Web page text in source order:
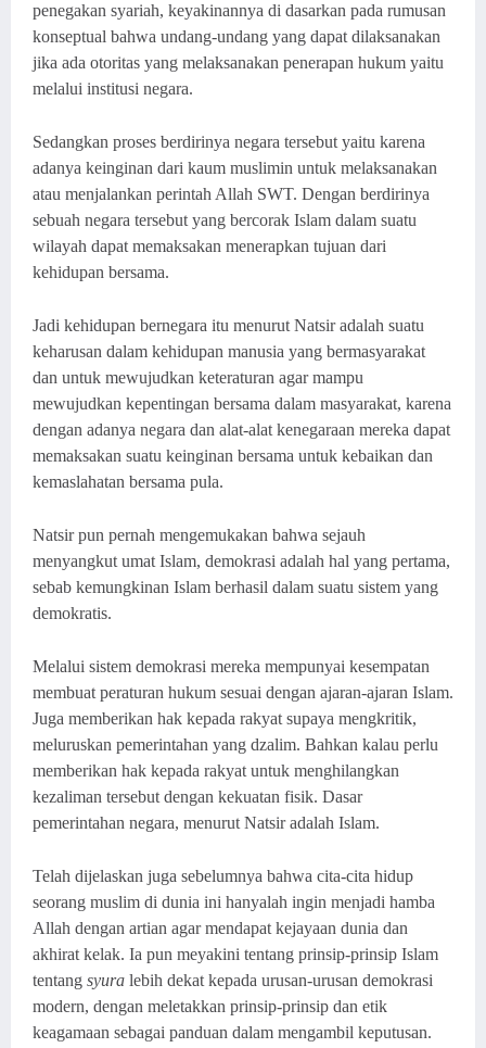
penegakan syariah, keyakinannya di dasarkan pada rumusan
konseptual bahwa undang-undang yang dapat dilaksanakan
jika ada otoritas yang melaksanakan penerapan hukum yaitu
melalui institusi negara.
Sedangkan proses berdirinya negara tersebut yaitu karena
adanya keinginan dari kaum muslimin untuk melaksanakan
atau menjalankan perintah Allah SWT. Dengan berdirinya
sebuah negara tersebut yang bercorak Islam dalam suatu
wilayah dapat memaksakan menerapkan tujuan dari
kehidupan bersama.
Jadi kehidupan bernegara itu menurut Natsir adalah suatu
keharusan dalam kehidupan manusia yang bermasyarakat
dan untuk mewujudkan keteraturan agar mampu
mewujudkan kepentingan bersama dalam masyarakat, karena
dengan adanya negara dan alat-alat kenegaraan mereka dapat
memaksakan suatu keinginan bersama untuk kebaikan dan
kemaslahatan bersama pula.
Natsir pun pernah mengemukakan bahwa sejauh
menyangkut umat Islam, demokrasi adalah hal yang pertama,
sebab kemungkinan Islam berhasil dalam suatu sistem yang
demokratis.
Melalui sistem demokrasi mereka mempunyai kesempatan
membuat peraturan hukum sesuai dengan ajaran-ajaran Islam.
Juga memberikan hak kepada rakyat supaya mengkritik,
meluruskan pemerintahan yang dzalim. Bahkan kalau perlu
memberikan hak kepada rakyat untuk menghilangkan
kezaliman tersebut dengan kekuatan fisik. Dasar
pemerintahan negara, menurut Natsir adalah Islam.
Telah dijelaskan juga sebelumnya bahwa cita-cita hidup
seorang muslim di dunia ini hanyalah ingin menjadi hamba
Allah dengan artian agar mendapat kejayaan dunia dan
akhirat kelak. Ia pun meyakini tentang prinsip-prinsip Islam
tentang syura lebih dekat kepada urusan-urusan demokrasi
modern, dengan meletakkan prinsip-prinsip dan etik
keagamaan sebagai panduan dalam mengambil keputusan.